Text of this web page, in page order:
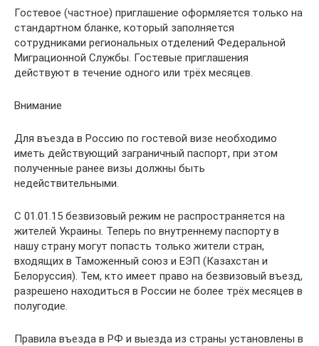
Гостевое (частное) приглашение оформляется только на
стандартном бланке, который заполняется
сотрудниками региональных отделений Федеральной
Миграционной Службы. Гостевые приглашения
действуют в течение одного или трёх месяцев.
Внимание
Для въезда в Россию по гостевой визе необходимо
иметь действующий заграничный паспорт, при этом
полученные ранее визы должны быть
недействительными.
С 01.01.15 безвизовый режим не распространяется на
жителей Украины. Теперь по внутреннему паспорту в
нашу страну могут попасть только жители стран,
входящих в Таможенный союз и ЕЭП (Казахстан и
Белоруссия). Тем, кто имеет право на безвизовый въезд,
разрешено находиться в России не более трёх месяцев в
полугодие.
Правила въезда в РФ и выезда из страны установлены в